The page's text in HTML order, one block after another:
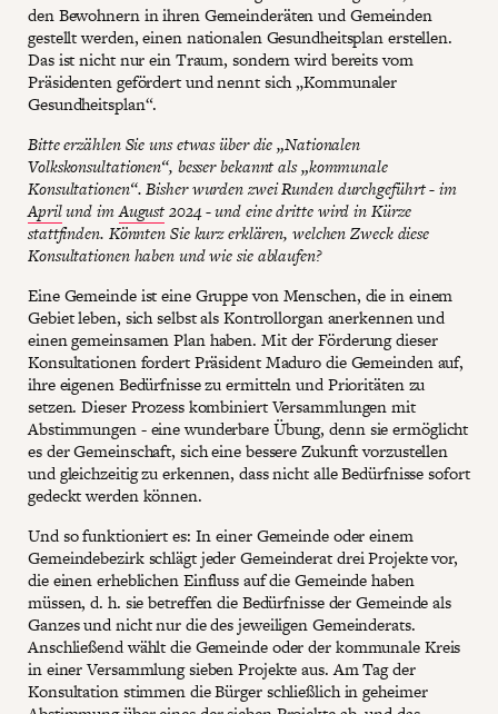
den Bewohnern in ihren Gemeinderäten und Gemeinden
gestellt werden, einen nationalen Gesundheitsplan erstellen.
Das ist nicht nur ein Traum, sondern wird bereits vom
Präsidenten gefördert und nennt sich „Kommunaler
Gesundheitsplan“.
Bitte erzählen Sie uns etwas über die „Nationalen
Volkskonsultationen“, besser bekannt als „kommunale
Konsultationen“. Bisher wurden zwei Runden durchgeführt - im
Aprilund imAugust2024 - und eine dritte wird in Kürze
stattfinden. Könnten Sie kurz erklären, welchen Zweck diese
Konsultationen haben und wie sie ablaufen?
Eine Gemeinde ist eine Gruppe von Menschen, die in einem
Gebiet leben, sich selbst als Kontrollorgan anerkennen und
einen gemeinsamen Plan haben. Mit der Förderung dieser
Konsultationen fordert Präsident Maduro die Gemeinden auf,
ihre eigenen Bedürfnisse zu ermitteln und Prioritäten zu
setzen. Dieser Prozess kombiniert Versammlungen mit
Abstimmungen - eine wunderbare Übung, denn sie ermöglicht
es der Gemeinschaft, sich eine bessere Zukunft vorzustellen
und gleichzeitig zu erkennen, dass nicht alle Bedürfnisse sofort
gedeckt werden können.
Und so funktioniert es: In einer Gemeinde oder einem
Gemeindebezirk schlägt jeder Gemeinderat drei Projekte vor,
die einen erheblichen Einfluss auf die Gemeinde haben
müssen, d. h. sie betreffen die Bedürfnisse der Gemeinde als
Ganzes und nicht nur die des jeweiligen Gemeinderats.
Anschließend wählt die Gemeinde oder der kommunale Kreis
in einer Versammlung sieben Projekte aus. Am Tag der
Konsultation stimmen die Bürger schließlich in geheimer